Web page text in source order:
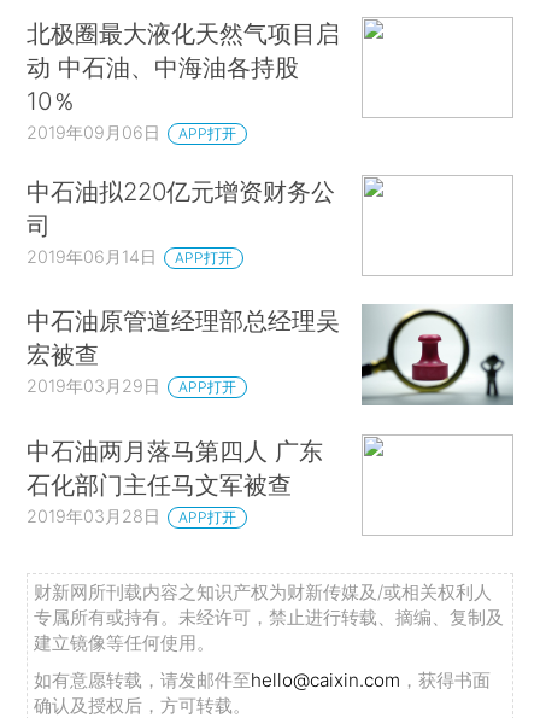
北极圈最大液化天然气项目启
动 中石油、中海油各持股
10％
2019年09月06日 APP打开
中石油拟220亿元增资财务公
司
2019年06月14日 APP打开
中石油原管道经理部总经理吴
宏被查
2019年03月29日 APP打开
中石油两月落马第四人 广东
石化部门主任马文军被查
2019年03月28日 APP打开
财新网所刊载内容之知识产权为财新传媒及/或相关权利人
专属所有或持有。未经许可，禁止进行转载、摘编、复制及
建立镜像等任何使用。
如有意愿转载，请发邮件至hello@caixin.com ，获得书面
确认及授权后，方可转载。